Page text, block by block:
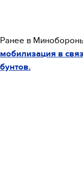
Ранее в
мобилизация в
бунтов.